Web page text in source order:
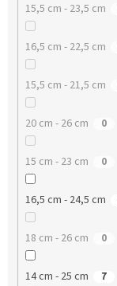
15,5 cm - 23,5 cm
16,5 cm - 22,5 cm
15,5 cm - 21,5 cm
20 cm - 26 cm 0
15 cm - 23 cm 0
16,5 cm - 24,5 cm
18 cm - 26 cm 0
14 cm - 25 cm 7